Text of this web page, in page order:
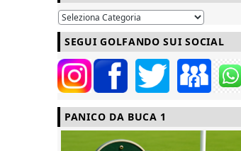
SEGUI GOLFANDO SUI SOCIAL
PANICO DA BUCA 1